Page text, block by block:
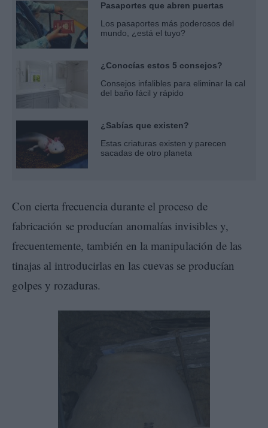
Pasaportes que abren puertas
Los pasaportes más poderosos del
mundo, ¿está el tuyo?
¿Conocías estos 5 consejos?
Consejos infalibles para eliminar la cal
del baño fácil y rápido
¿Sabías que existen?
Estas criaturas existen y parecen
sacadas de otro planeta
Con cierta frecuencia durante el proceso de
fabricación se producían anomalías invisibles y,
frecuentemente, también en la manipulación de las
tinajas al introducirlas en las cuevas se producían
golpes y rozaduras.